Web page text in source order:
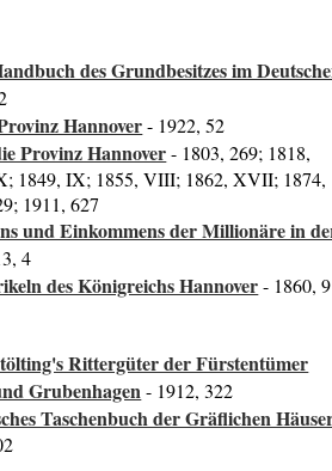
des Grundbesitzes im
Hannover- 1922, 52
Provinz Hannover- 1803, 269; 1818,
1849, IX; 1855, VIII; 1862, XVII; 1874,
1911, 627
und Einkommens der Millionäre in
4
des Königreichs Hannover- 1860, 9
Rittergüter der Fürstentümer
Grubenhagen- 1912, 322
Taschenbuch der Gräflichen